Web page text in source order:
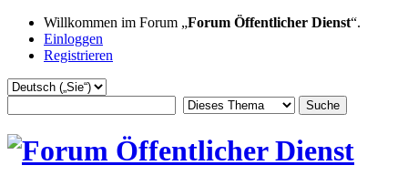
Willkommen im Forum „Forum Öffentlicher Dienst“.
Einloggen
Registrieren